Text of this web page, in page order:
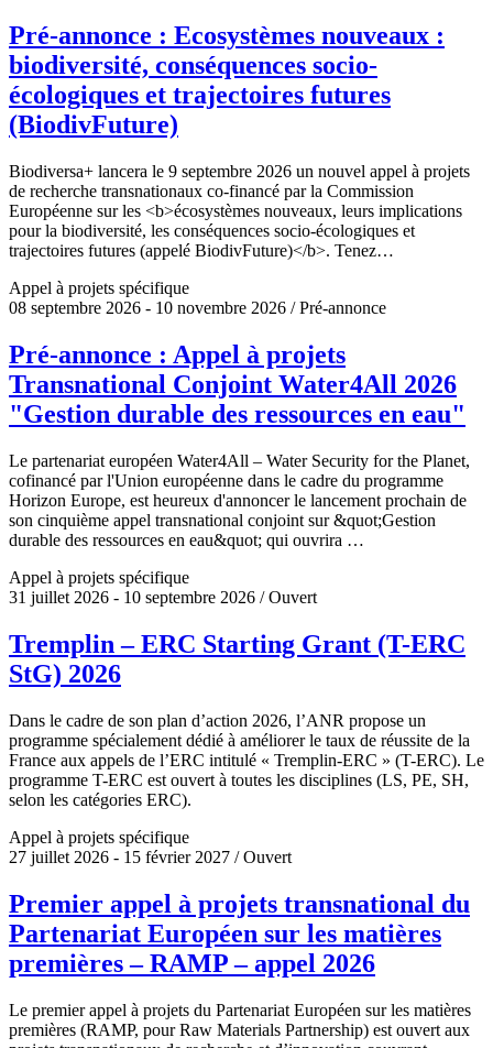
Pré-annonce : Ecosystèmes nouveaux :
biodiversité, conséquences socio-
écologiques et trajectoires futures
(BiodivFuture)
Biodiversa+ lancera le 9 septembre 2026 un nouvel appel à projets
de recherche transnationaux co-financé par la Commission
Européenne sur les <b>écosystèmes nouveaux, leurs implications
pour la biodiversité, les conséquences socio-écologiques et
trajectoires futures (appelé BiodivFuture)</b>. Tenez…
Appel à projets spécifique
08 septembre 2026 - 10 novembre 2026 / Pré-annonce
Pré-annonce : Appel à projets
Transnational Conjoint Water4All 2026
"Gestion durable des ressources en eau"
Le partenariat européen Water4All – Water Security for the Planet,
cofinancé par l'Union européenne dans le cadre du programme
Horizon Europe, est heureux d'annoncer le lancement prochain de
son cinquième appel transnational conjoint sur &quot;Gestion
durable des ressources en eau&quot; qui ouvrira …
Appel à projets spécifique
31 juillet 2026 - 10 septembre 2026 / Ouvert
Tremplin – ERC Starting Grant (T-ERC
StG) 2026
Dans le cadre de son plan d’action 2026, l’ANR propose un
programme spécialement dédié à améliorer le taux de réussite de la
France aux appels de l’ERC intitulé « Tremplin-ERC » (T-ERC). Le
programme T-ERC est ouvert à toutes les disciplines (LS, PE, SH,
selon les catégories ERC).
Appel à projets spécifique
27 juillet 2026 - 15 février 2027 / Ouvert
Premier appel à projets transnational du
Partenariat Européen sur les matières
premières – RAMP – appel 2026
Le premier appel à projets du Partenariat Européen sur les matières
premières (RAMP, pour Raw Materials Partnership) est ouvert aux